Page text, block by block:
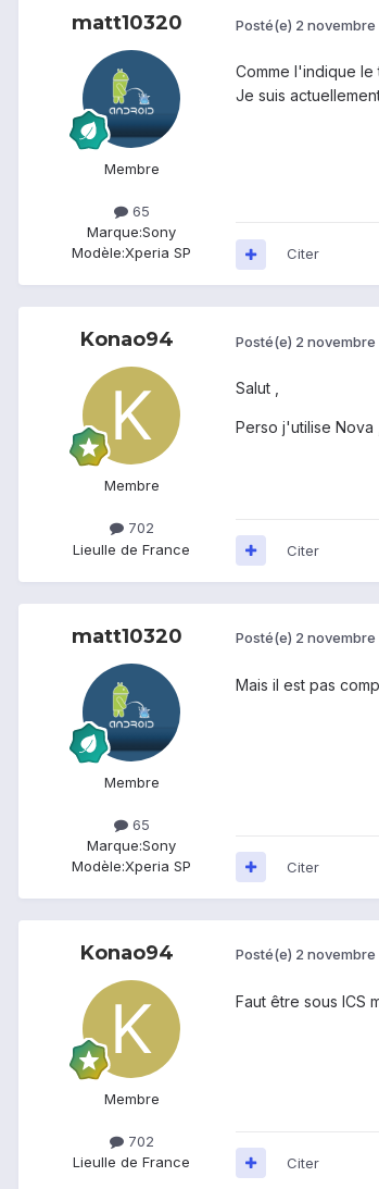
matt10320
Membre
65
Marque:Sony
Modèle:Xperia SP
Posté(e) 2 novembre
Comme l'indique le
Je suis
Citer
Konao94
Membre
702
LieuIle de France
Posté(e) 2 novembre
Salut ,
Perso j'utilise
Citer
matt10320
Membre
65
Marque:Sony
Modèle:Xperia SP
Posté(e) 2 novembre
Mais il est pas
Citer
Konao94
Membre
702
LieuIle de France
Posté(e) 2 novembre
Faut être sous ICS
Citer